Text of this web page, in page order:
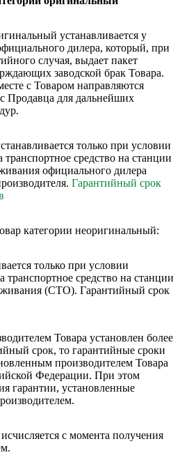
устанавливается у
дилера, который, при
случая, выдает пакет
заводской брак Товара.
с Товаром направляются
Продавца для дальнейших
только при условии
транспортное средство на станции
официального дилера
Гарантийный срок
категории неоригинальный:
только при условии
транспортное средство на станции
(СТО). Гарантийный срок
Товара установлен более
срок, то гарантийные сроки
производителем Товара
Федерации. При этом
гарантии, установленные
с момента получения